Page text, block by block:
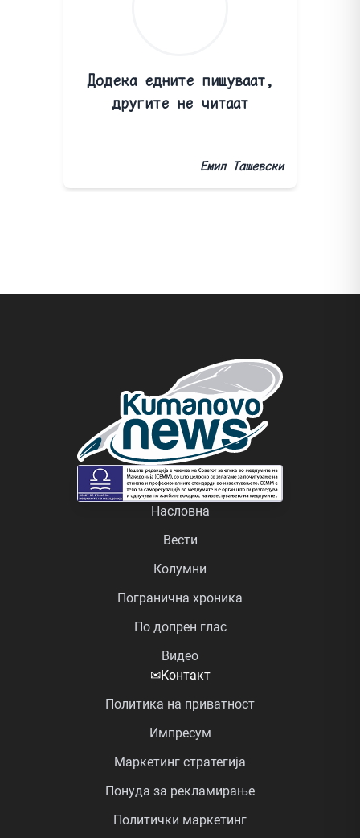
Додека едните пишуваат,
другите не читаат
Емил Ташевски
Насловна
Вести
Колумни
Погранична хроника
По допрен глас
Видео
✉Контакт
Политика на приватност
Импресум
Маркетинг стратегија
Понуда за рекламирање
Политички маркетинг